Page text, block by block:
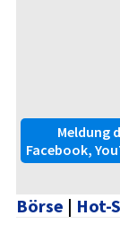
Meldung
Facebook,
Börse | Hot-